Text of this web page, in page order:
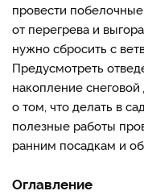
провести
от перегрева и
нужно сбросить с
Предусмотреть
накопление
о том, что делать в
полезные работы
ранним посадкам и
Оглавление